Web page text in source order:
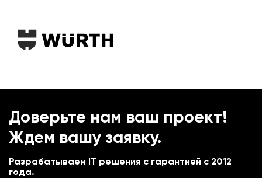
Доверьте нам ваш проект!
Ждем вашу заявку.
Разрабатываем IT решения с гарантией с 2012
года.